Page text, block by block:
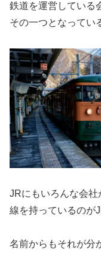
鉄道を運営している
その一つとなってい
JRにもいろんな会
線を持っているのが
名前からもそれが分